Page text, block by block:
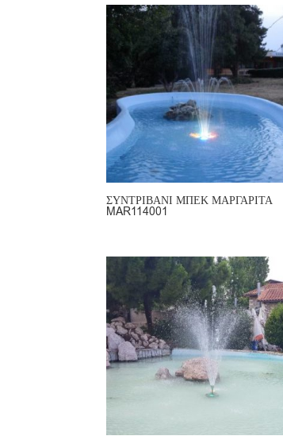
ΣΥΝΤΡΙΒΑΝΙ ΜΠΕΚ ΜΑΡΓΑΡΙΤΑ
MAR114001